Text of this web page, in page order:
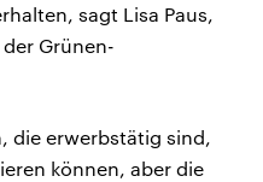
sagt Lisa Paus,
Grünen-
die erwerbstätig sind,
können, aber die